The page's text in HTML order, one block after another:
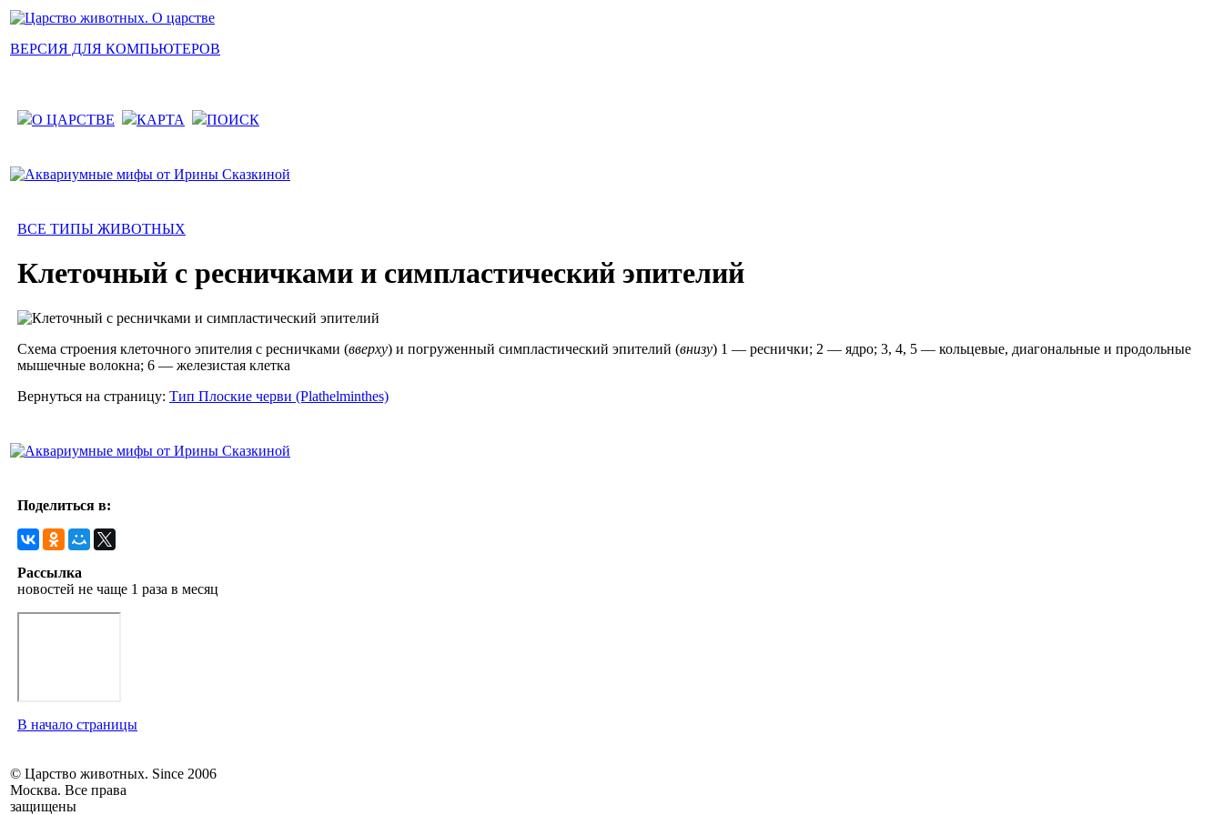
ВЕРСИЯ ДЛЯ КОМПЬЮТЕРОВ
О ЦАРСТВЕ КАРТА ПОИСК
ВСЕ ТИПЫ ЖИВОТНЫХ
Клеточный с ресничками и симпластический эпителий
Схема строения клеточного эпителия с ресничками (вверху) и погруженный симпластический эпителий (внизу) 1 — реснички; 2 — ядро; 3, 4, 5 — кольцевые, диагональные и продольные
мышечные волокна; 6 — железистая клетка
Вернуться на страницу: Тип Плоские черви (Plathelminthes)
Поделиться в:
Рассылка
новостей не чаще 1 раза в месяц
В начало страницы
© Царство животных. Since 2006
Москва. Все права
защищены